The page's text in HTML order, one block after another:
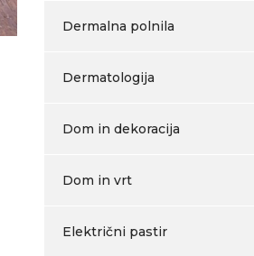
Dermalna polnila
Dermatologija
Dom in dekoracija
Dom in vrt
Električni pastir